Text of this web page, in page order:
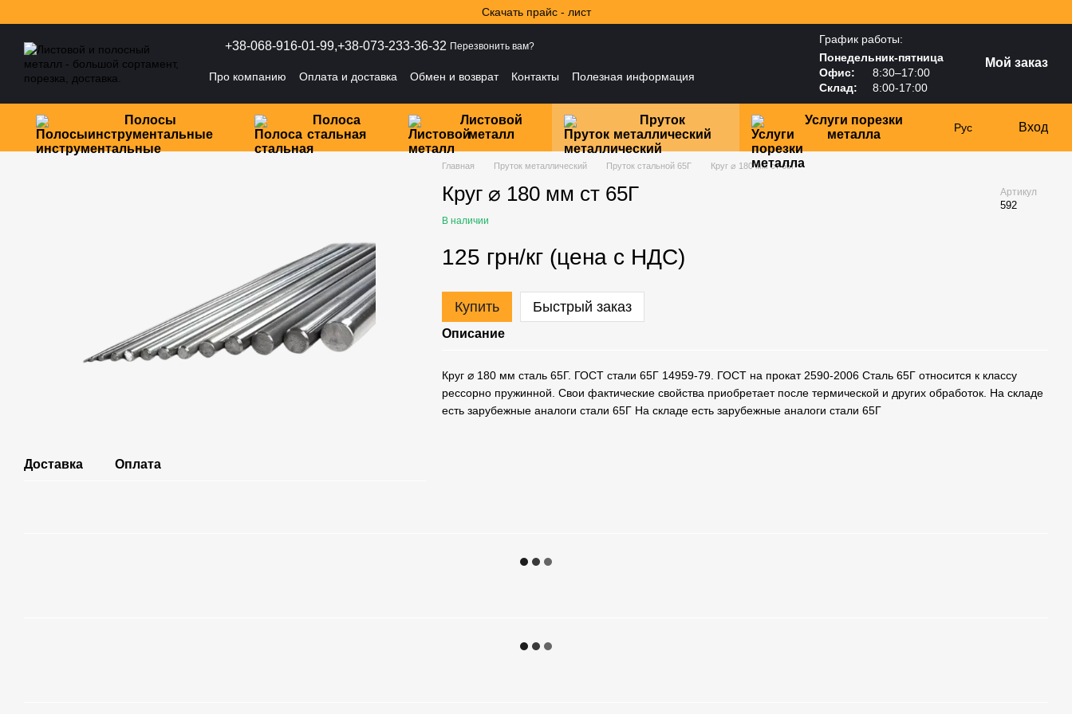
Скачать прайс - лист
+38-068-916-01-99,+38-073-233-36-32 Перезвонить вам?
Про компанию Оплата и доставка Обмен и возврат Контакты
Полезная информация
График работы:
Понедельник-пятница
Офис:
8:30–17:00
Склад:
8:00-17:00
Мой заказ
Полосы
инструментальные
Полоса
стальная
Листовой
металл
Пруток
металлический
Услуги порезки
металла
Рус Вход
Доставка Оплата
Главная Пруток металлический Пруток стальной 65Г Круг ⌀ 180 мм ст 65Г
Круг ⌀ 180 мм ст 65Г Артикул
592
В наличии
125 грн/кг (цена с НДС)
Купить Быстрый заказ
Описание
Круг ⌀ 180 мм сталь 65Г. ГОСТ стали 65Г 14959-79. ГОСТ на прокат 2590-2006 Сталь 65Г относится к классу
рессорно пружинной. Свои фактические свойства приобретает после термической и других обработок. На складе
есть зарубежные аналоги стали 65Г На складе есть зарубежные аналоги стали 65Г